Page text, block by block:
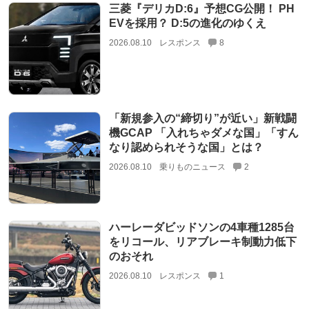
三菱『デリカD:6』予想CG公開！ PH
EVを採用？ D:5の進化のゆくえ
2026.08.10 レスポンス 8
「新規参入の“締切り”が近い」新戦闘
機GCAP 「入れちゃダメな国」「すん
なり認められそうな国」とは？
2026.08.10 乗りものニュース 2
ハーレーダビッドソンの4車種1285台
をリコール、リアブレーキ制動力低下
のおそれ
2026.08.10 レスポンス 1